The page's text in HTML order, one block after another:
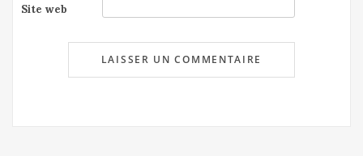
Site web